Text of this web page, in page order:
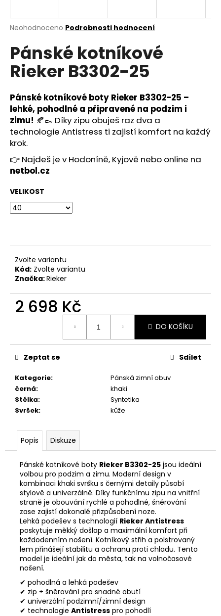
Průměrné
produktu
je
0,0
hvězdiček.
Neohodnoceno Podrobnosti hodnocení
Pánské kotníkové
Rieker B3302-25
Pánské kotníkové boty Rieker B3302-25 –
lehké, pohodlné a připravené na podzim i
zimu! 🍂👞 Díky zipu obuješ raz dva a
technologie Antistress ti zajistí komfort na každý
krok.
👉 Najdeš je v Hodoníně, Kyjově nebo online na
netbol.cz
VELIKOST
Zvolte variantu
Kód: Zvolte variantu
Značka:Rieker
2 698 Kč
DO KOŠÍKU
Kategorie:
Pánská zimní obuv
černá:
khaki
Stélka:
Syntetika
Svršek: kůže
Zeptat se Sdílet
Popis Diskuze
Pánské kotníkové boty Rieker B3302-25 jsou ideální
volbou pro podzim a zimu. Moderní design v
kombinaci khaki svršku s černými detaily působí
stylově a univerzálně. Díky funkčnímu zipu na vnitřní
straně je obouvání rychlé a pohodlné, šněrování
zase zajistí dokonalé přizpůsobení noze.
Lehká podešev s technologií Rieker Antistress
poskytuje měkký došlap a maximální komfort při
každodenním nošení. Kotníkový střih a polstrovaný
lem přinášejí stabilitu a ochranu proti chladu. Tento
model je ideální jak do města, tak na volnočasové
nošení.
✔ pohodlná a lehká podešev
✔ zip + šněrování pro snadné obutí
✔ univerzální podzimní/zimní design
✔ technologie Antistress pro pohodlí
j
t
?
HLEDAT
D
o
o
r
u
j
e
m
e
PRIMIGI
2418511
Kč